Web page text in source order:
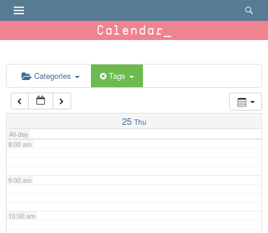
Calendar
Categories Tags
25 Thu
All-day
6:00 am
7:00 am
8:00 am
9:00 am
10:00 am